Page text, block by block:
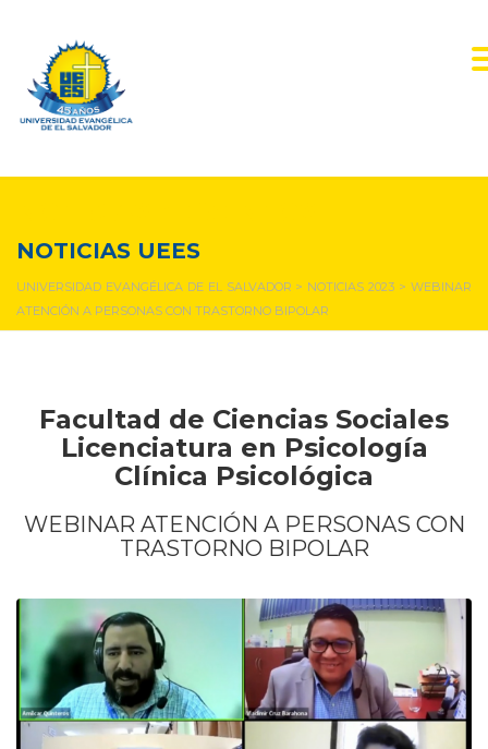
NOTICIAS UEES
UNIVERSIDAD EVANGÉLICA DE EL SALVADOR > NOTICIAS 2023 >WEBINAR
ATENCIÓN A PERSONAS CON TRASTORNO BIPOLAR
Facultad de Ciencias Sociales
Licenciatura en Psicología
Clínica Psicológica
WEBINAR ATENCIÓN A PERSONAS CON
TRASTORNO BIPOLAR